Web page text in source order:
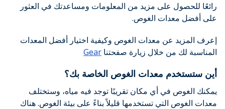
رائعًا للحصول على مزيد من المعلومات ومساعدتك في العثور
على أفضل معدات الغوص.
إعرف المزيد عن معدات الغوص وكيفية اختيار أفضل المعدات
المناسبة لك من خلال زيارة صفحتنا Gear
أين ستستخدم معدات الغوص الخاصة بك؟
يمكنك الغوص في أي مكان تقريبًا توجد فيه مياه، وستختلف
معدات الغوص التي تستخدمها قليلاً بناءً على بيئة الغوص. هناك